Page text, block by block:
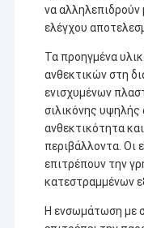
να
ελέγχου
Τα προηγμένα
ανθεκτικών στη
ενισχυμένων
σιλικόνης
ανθεκτικότητα
περιβάλλοντα. Οι
επιτρέπουν την
κατεστραμμένων
Η ενσωμάτωση με